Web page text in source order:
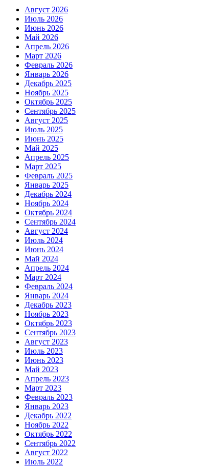
Август 2026
Июль 2026
Июнь 2026
Май 2026
Апрель 2026
Март 2026
Февраль 2026
Январь 2026
Декабрь 2025
Ноябрь 2025
Октябрь 2025
Сентябрь 2025
Август 2025
Июль 2025
Июнь 2025
Май 2025
Апрель 2025
Март 2025
Февраль 2025
Январь 2025
Декабрь 2024
Ноябрь 2024
Октябрь 2024
Сентябрь 2024
Август 2024
Июль 2024
Июнь 2024
Май 2024
Апрель 2024
Март 2024
Февраль 2024
Январь 2024
Декабрь 2023
Ноябрь 2023
Октябрь 2023
Сентябрь 2023
Август 2023
Июль 2023
Июнь 2023
Май 2023
Апрель 2023
Март 2023
Февраль 2023
Январь 2023
Декабрь 2022
Ноябрь 2022
Октябрь 2022
Сентябрь 2022
Август 2022
Июль 2022